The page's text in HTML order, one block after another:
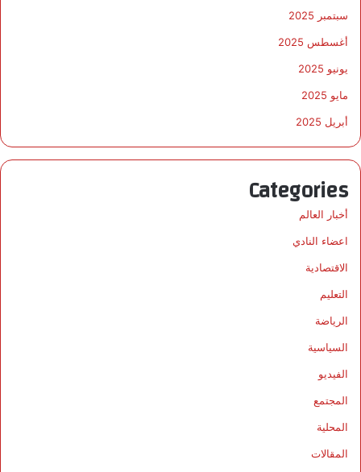
سبتمبر 2025
أغسطس 2025
يونيو 2025
مايو 2025
أبريل 2025
Categories
أخبار العالم
اعضاء النادي
الاقتصادية
التعليم
الرياضة
السياسية
الفيديو
المجتمع
المحلية
المقالات